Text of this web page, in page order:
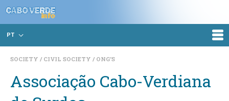
PT
SOCIETY CIVIL SOCIETY ONG'S
Associação Cabo-Verdiana